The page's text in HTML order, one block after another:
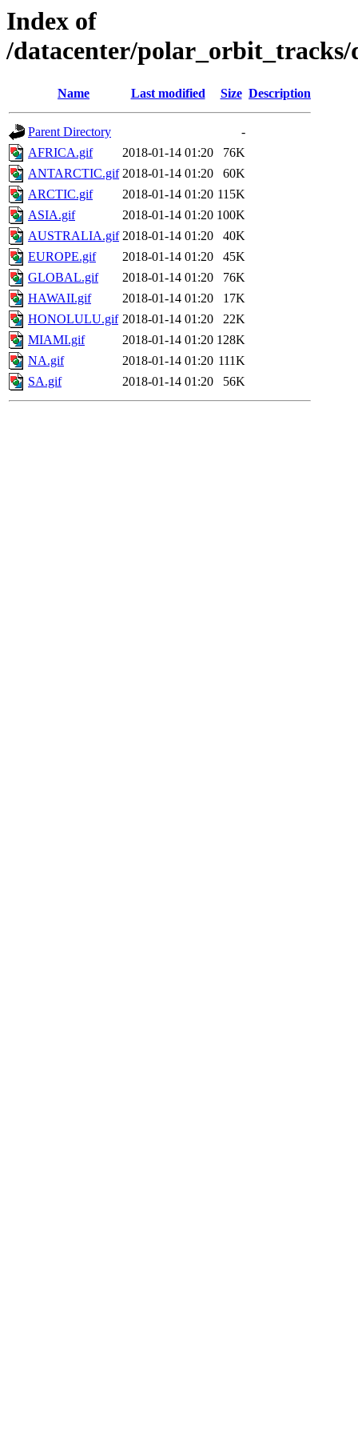
Index of
/datacenter/polar_orbit_tracks/
Name Last modified Size Description
Parent Directory
-
AFRICA.gif
2018-01-14 01:20
76K
ANTARCTIC.gif 2018-01-14 01:20
60K
ARCTIC.gif
2018-01-14 01:20 115K
ASIA.gif
2018-01-14 01:20 100K
AUSTRALIA.gif 2018-01-14 01:20
40K
EUROPE.gif
2018-01-14 01:20
45K
GLOBAL.gif
2018-01-14 01:20
76K
HAWAII.gif
2018-01-14 01:20
17K
HONOLULU.gif 2018-01-14 01:20
22K
MIAMI.gif
2018-01-14 01:20 128K
NA.gif
2018-01-14 01:20 111K
SA.gif
2018-01-14 01:20 56K